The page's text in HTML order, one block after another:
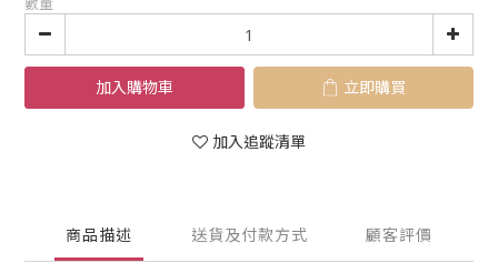
加入購物車 立即購買
加入追蹤清單
商品描述 送貨及付款方式 顧客評價